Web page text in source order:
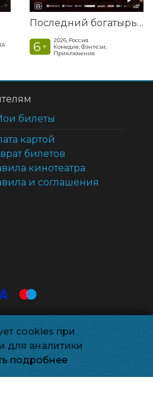
Последний богатырь. Колобок
6 +
2026, Россия
Комедия, Фэнтези,
Приключения
cookies при
для аналитики
подробнее
билеты
картой
билетов
кинотеатра
и соглашения